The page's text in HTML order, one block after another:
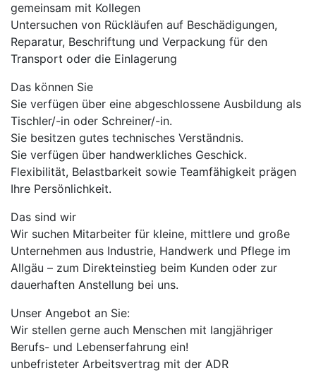
gemeinsam mit Kollegen
Untersuchen von Rückläufen auf Beschädigungen,
Reparatur, Beschriftung und Verpackung für den
Transport oder die Einlagerung
Das können Sie
Sie verfügen über eine abgeschlossene Ausbildung als
Tischler/-in oder Schreiner/-in.
Sie besitzen gutes technisches Verständnis.
Sie verfügen über handwerkliches Geschick.
Flexibilität, Belastbarkeit sowie Teamfähigkeit prägen
Ihre Persönlichkeit.
Das sind wir
Wir suchen Mitarbeiter für kleine, mittlere und große
Unternehmen aus Industrie, Handwerk und Pflege im
Allgäu – zum Direkteinstieg beim Kunden oder zur
dauerhaften Anstellung bei uns.
Unser Angebot an Sie:
Wir stellen gerne auch Menschen mit langjähriger
Berufs- und Lebenserfahrung ein!
unbefristeter Arbeitsvertrag mit der ADR